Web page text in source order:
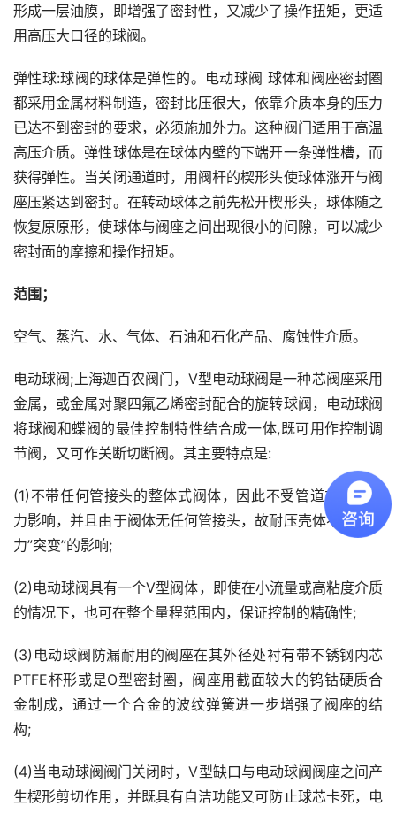
形成一层油膜，即增强了密封性，又减少了操作扭矩，更适
用高压大口径的球阀。
弹性球:球阀的球体是弹性的。电动球阀 球体和阀座密封圈
都采用金属材料制造，密封比压很大，依靠介质本身的压力
已达不到密封的要求，必须施加外力。这种阀门适用于高温
高压介质。弹性球体是在球体内壁的下端开一条弹性槽，而
获得弹性。当关闭通道时，用阀杆的楔形头使球体涨开与阀
座压紧达到密封。在转动球体之前先松开楔形头，球体随之
恢复原原形，使球体与阀座之间出现很小的间隙，可以减少
密封面的摩擦和操作扭矩。
范围；
空气、蒸汽、水、气体、石油和石化产品、腐蚀性介质。
电动球阀;上海迦百农阀门，V型电动球阀是一种芯阀座采用
金属，或金属对聚四氟乙烯密封配合的旋转球阀，电动球阀
将球阀和蝶阀的最佳控制特性结合成一体,既可用作控制调
节阀，又可作关断切断阀。其主要特点是:
(1)不带任何管接头的整体式阀体，因此不受管道或螺栓应
力影响，并且由于阀体无任何管接头，故耐压壳体不会受压
力”突变”的影响;
(2)电动球阀具有一个V型阀体，即使在小流量或高粘度介质
的情况下，也可在整个量程范围内，保证控制的精确性;
(3)电动球阀防漏耐用的阀座在其外径处衬有带不锈钢内芯
PTFE杯形或是O型密封圈，阀座用截面较大的钨钴硬质合
金制成，通过一个合金的波纹弹簧进一步增强了阀座的结
构;
(4)当电动球阀阀门关闭时，V型缺口与电动球阀阀座之间产
生楔形剪切作用，并既具有自洁功能又可防止球芯卡死，电